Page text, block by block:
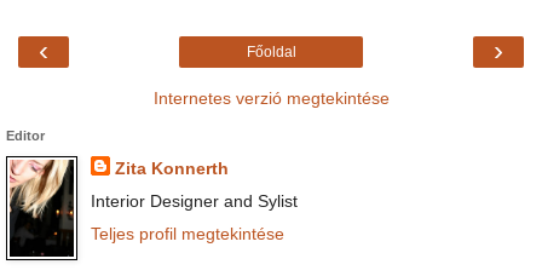
‹ ›
Főoldal
Internetes verzió megtekintése
Editor
Zita Konnerth
Interior Designer and Sylist
Teljes profil megtekintése